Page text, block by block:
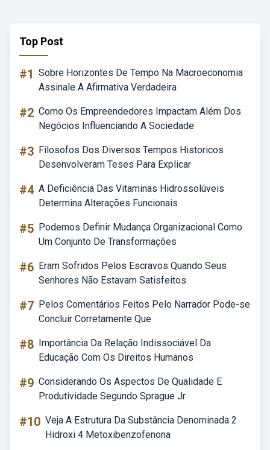
Top Post
#1 Sobre Horizontes De Tempo Na Macroeconomia
Assinale A Afirmativa Verdadeira
#2 Como Os Empreendedores Impactam Além Dos
Negócios Influenciando A Sociedade
#3 Filosofos Dos Diversos Tempos Historicos
Desenvolveram Teses Para Explicar
#4 A Deficiência Das Vitaminas Hidrossolúveis
Determina Alterações Funcionais
#5 Podemos Definir Mudança Organizacional Como
Um Conjunto De Transformações
#6 Eram Sofridos Pelos Escravos Quando Seus
Senhores Não Estavam Satisfeitos
#7 Pelos Comentários Feitos Pelo Narrador Pode-se
Concluir Corretamente Que
#8 Importância Da Relação Indissociável Da
Educação Com Os Direitos Humanos
#9 Considerando Os Aspectos De Qualidade E
Produtividade Segundo Sprague Jr
#10 Veja A Estrutura Da Substância Denominada 2
Hidroxi 4 Metoxibenzofenona